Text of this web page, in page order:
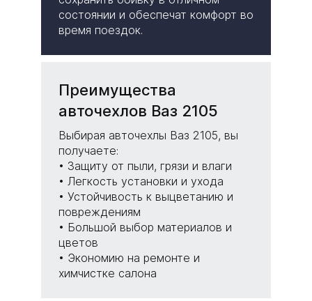
состоянии и обеспечат комфорт во
время поездок.
Преимущества
авточехлов Ваз 2105
Выбирая авточехлы Ваз 2105, вы
получаете:
• Защиту от пыли, грязи и влаги
• Легкость установки и ухода
• Устойчивость к выцветанию и
повреждениям
• Большой выбор материалов и
цветов
• Экономию на ремонте и
химчистке салона